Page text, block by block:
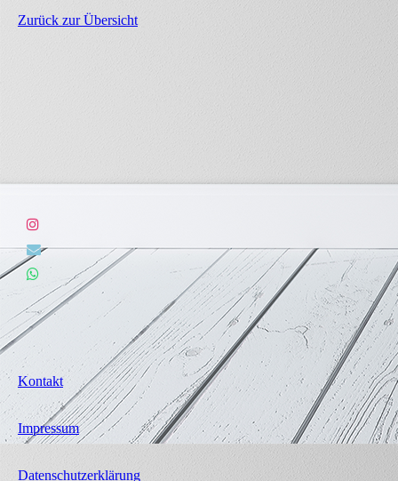
Zurück zur Übersicht
Kontakt
Impressum
Datenschutz­erklärung